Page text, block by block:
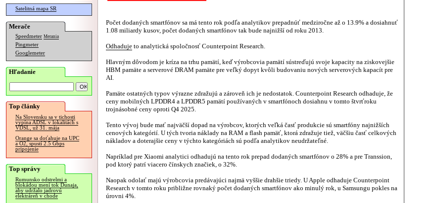
Satelitná mapa SR
Merače
Speedmeter Merania
Pingmeter
Googlemeter
Hľadanie
Top články
Na Slovensku sa v tichosti
vypína ADSL v lokalitách s
VDSL, už 31. mája
Orange sa doťahuje na UPC
a O2, spustí 2.5 Gbps
pripojenie
Top správy
Rumunsko odstrelmi a
blokádou mení tok Dunaja,
aby udržalo jadrovú
elektráreň v chode
Počet dodaných smartfónov sa má tento rok podľa analytikov prepadnúť medziročne až o 13.9% a dosiahnuť
1.08 miliardy kusov, počet dodaných smartfónov tak bude najnižší od roku 2013.
Odhaduje to analytická spoločnosť Counterpoint Research.
Hlavným dôvodom je kríza na trhu pamätí, keď výrobcovia pamätí sústreďujú svoje kapacity na ziskovejšie
HBM pamäte a serverové DRAM pamäte pre veľký dopyt kvôli budovaniu nových serverových kapacít pre
AI.
Pamäte ostatných typov výrazne zdražujú a zároveň ich je nedostatok. Counterpoint Research odhaduje, že
ceny mobilných LPDDR4 a LPDDR5 pamätí používaných v smartfónoch dosiahnu v tomto štvrťroku
trojnásobné ceny oproti Q4 2025.
Tento vývoj bude mať najväčší dopad na výrobcov, ktorých veľká časť produkcie sú smartfóny najnižších
cenových kategórií. U tých tvoria náklady na RAM a flash pamäť, ktorá zdražuje tiež, väčšiu časť celkových
nákladov a doterajšie ceny v týchto kategóriách sú podľa analytikov neudržateľné.
Napríklad pre Xiaomi analytici odhadujú na tento rok prepad dodaných smartfónov o 28% a pre Transsion,
pod ktorý patrí viacero čínskych značiek, o 32%.
Naopak odolať majú výrobcovia predávajúci najmä vyššie drahšie triedy. U Apple odhaduje Counterpoint
Research v tomto roku približne rovnaký počet dodaných smartfónov ako minulý rok, u Samsungu pokles na
úrovni 4%.